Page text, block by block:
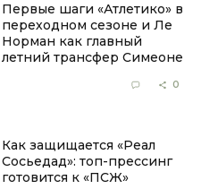
Первые шаги «Атлетико» в
переходном сезоне и Ле
Норман как главный
летний трансфер Симеоне
0
Как защищается «Реал
Сосьедад»: топ-прессинг
готовится к «ПСЖ»